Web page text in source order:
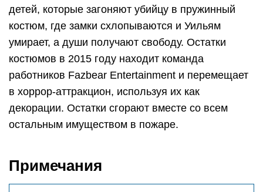
детей, которые загоняют убийцу в пружинный
костюм, где замки схлопываются и Уильям
умирает, а души получают свободу. Остатки
костюмов в 2015 году находит команда
работников Fazbear Entertainment и перемещает
в хоррор-аттракцион, используя их как
декорации. Остатки сгорают вместе со всем
остальным имуществом в пожаре.
Примечания